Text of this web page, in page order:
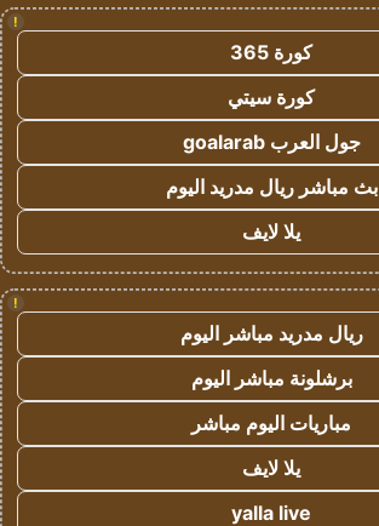
!
كورة 365
كورة سيتي
جول العرب goalarab
بث مباشر ريال مدريد اليوم
يلا لايف
!
ريال مدريد مباشر اليوم
برشلونة مباشر اليوم
مباريات اليوم مباشر
يلا لايف
yalla live